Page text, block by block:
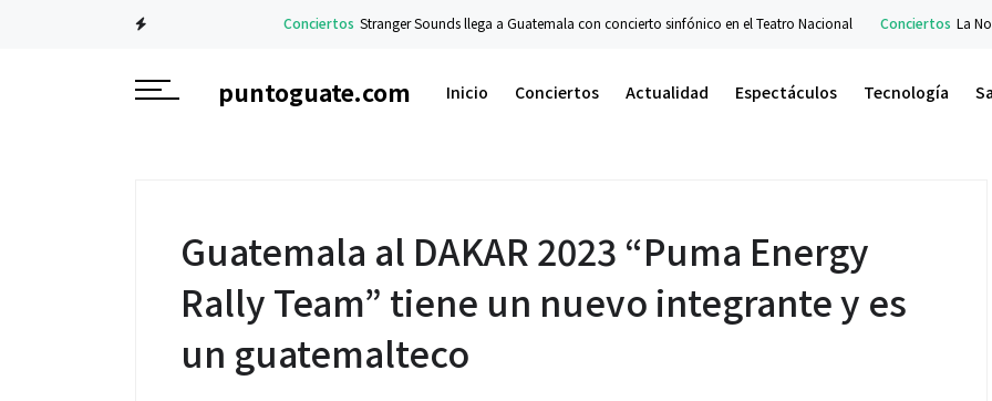
Conciertos Stranger Sounds llega a Guatemala con concierto sinfónico en el Teatro Nacional Conciertos La Noche del
puntoguate.com Inicio Conciertos Actualidad Espectáculos Tecnología
Guatemala al DAKAR 2023 “Puma Energy
Rally Team” tiene un nuevo integrante y es
un guatemalteco